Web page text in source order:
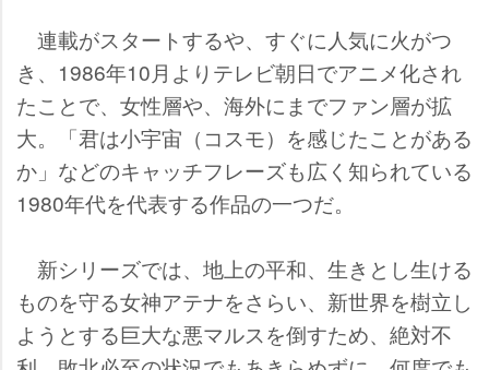
連載がスタートするや、すぐに人気に火がつ
き、1986年10月よりテレビ朝日でアニメ化され
たことで、女性層や、海外にまでファン層が拡
大。「君は小宇宙（コスモ）を感じたことがある
か」などのキャッチフレーズも広く知られている
1980年代を代表する作品の一つだ。
新シリーズでは、地上の平和、生きとし生ける
ものを守る女神アテナをさらい、新世界を樹立し
ようとする巨大な悪マルスを倒すため、絶対不